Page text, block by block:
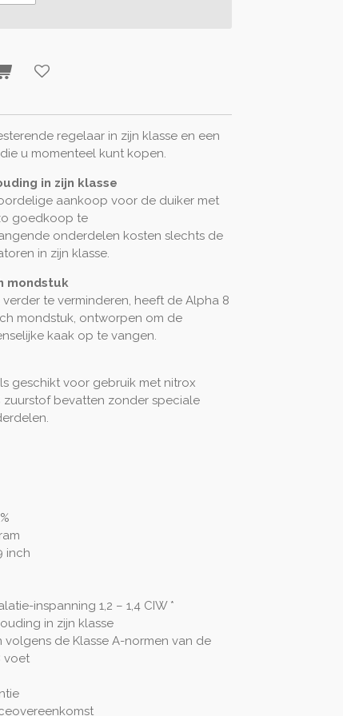
regelaar in zijn klasse en een
u momenteel kunt kopen.
in zijn klasse
aankoop voor de duiker met
goedkoop te
onderdelen kosten slechts de
in zijn klasse.
mondstuk
te verminderen, heeft de Alpha 8
mondstuk, ontworpen om de
kaak op te vangen.
geschikt voor gebruik met nitrox
zuurstof bevatten zonder speciale
inch
inspanning 1,2 – 1,4 CIW *
in zijn klasse
de Klasse A-normen van de
voet